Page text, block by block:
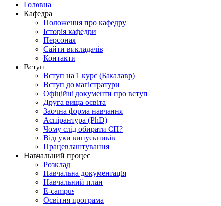
Головна
Кафедра
Положення про кафедру
Історія кафедри
Персонал
Сайти викладачів
Контакти
Вступ
Вступ на 1 курс (Бакалавр)
Вступ до магістратури
Офіційні документи про вступ
Друга вища освіта
Заочна форма навчання
Aспірантура (PhD)
Чому слід обирати СП?
Відгуки випускників
Працевлаштування
Навчальний процес
Розклад
Навчальна документація
Навчальний план
E-campus
Освітня програма